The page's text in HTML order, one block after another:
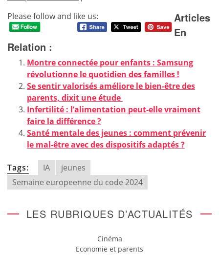
Please follow and like us:
Articles
En
Relation :
Montre connectée pour enfants : Samsung
révolutionne le quotidien des familles !
Se sentir valorisés améliore le bien-être des
parents, dixit une étude
Infertilité : l’alimentation peut-elle vraiment
faire la différence ?
Santé mentale des jeunes : comment prévenir
le mal-être avec des dispositifs adaptés ?
Tags: IA
jeunes
Semaine europeenne du code 2024
LES RUBRIQUES D’ACTUALITÉS
Cinéma
Economie et parents